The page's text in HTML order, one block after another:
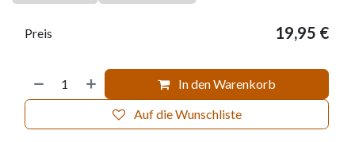
In den Warenkorb
Auf die Wunschliste
Preis 19,95 €